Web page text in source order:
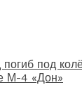
под
М-4 «Дон»